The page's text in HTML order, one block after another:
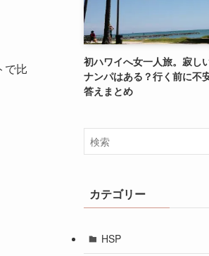
で比
初ハワイへ女一人旅。寂し
ナンパはある？行く前に不
答えまとめ
カテゴリー
HSP